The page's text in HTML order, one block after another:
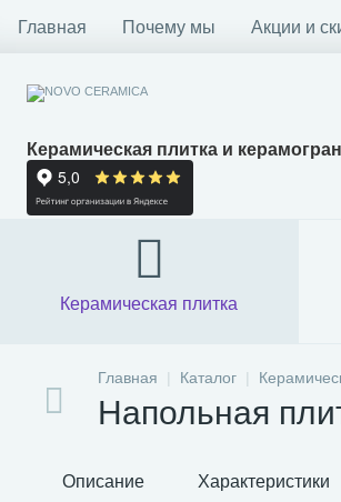
Главная Почему мы Акции и
Керамическая плитка и
Керамическая плитка
Главная Каталог
Напольная
Описание Характеристики